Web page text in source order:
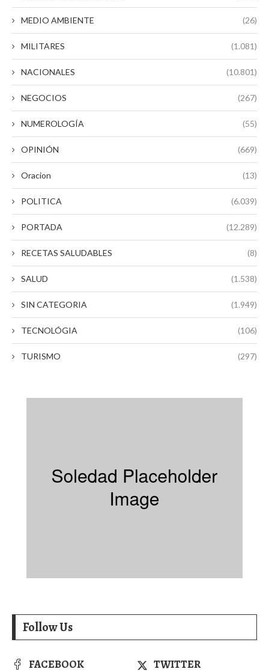
MEDIO AMBIENTE (26)
MILITARES (1.081)
NACIONALES (10.801)
NEGOCIOS (267)
NUMEROLOGÍA (55)
OPINIÓN (669)
Oracion (13)
POLITICA (6.039)
PORTADA (12.289)
RECETAS SALUDABLES (8)
SALUD (1.538)
SIN CATEGORIA (1.949)
TECNOLÓGIA (106)
TURISMO (297)
Follow Us
FACEBOOK
TWITTER